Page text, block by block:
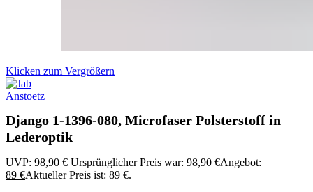
Klicken zum Vergrößern
Django 1-1396-080, Microfaser Polsterstoff in
Lederoptik
UVP: 98,90€ Ursprünglicher Preis war: 98,90 €Angebot:
89 €Aktueller Preis ist: 89 €.